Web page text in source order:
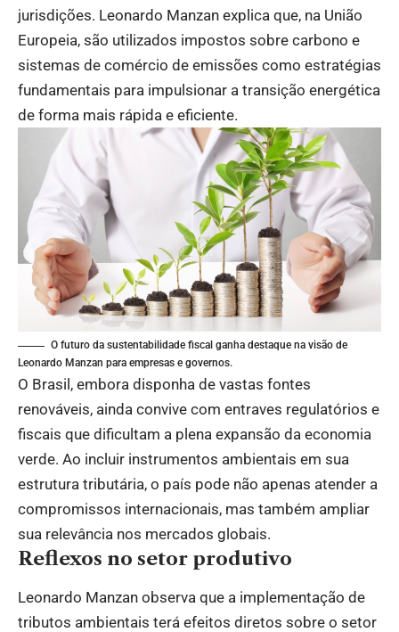
jurisdições. Leonardo Manzan explica que, na União
Europeia, são utilizados impostos sobre carbono e
sistemas de comércio de emissões como estratégias
fundamentais para impulsionar a transição energética
de forma mais rápida e eficiente.
O futuro da sustentabilidade fiscal ganha destaque na visão de
Leonardo Manzan para empresas e governos.
O Brasil, embora disponha de vastas fontes
renováveis, ainda convive com entraves regulatórios e
fiscais que dificultam a plena expansão da economia
verde. Ao incluir instrumentos ambientais em sua
estrutura tributária, o país pode não apenas atender a
compromissos internacionais, mas também ampliar
sua relevância nos mercados globais.
Reflexos no setor produtivo
Leonardo Manzan observa que a implementação de
tributos ambientais terá efeitos diretos sobre o setor